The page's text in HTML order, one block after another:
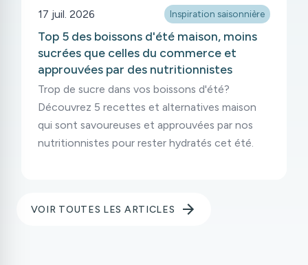
17 juil. 2026 Inspiration saisonnière
Top 5 des boissons d'été maison, moins
sucrées que celles du commerce et
approuvées par des nutritionnistes
Trop de sucre dans vos boissons d'été?
Découvrez 5 recettes et alternatives maison
qui sont savoureuses et approuvées par nos
nutritionnistes pour rester hydratés cet été.
VOIR TOUTES LES ARTICLES